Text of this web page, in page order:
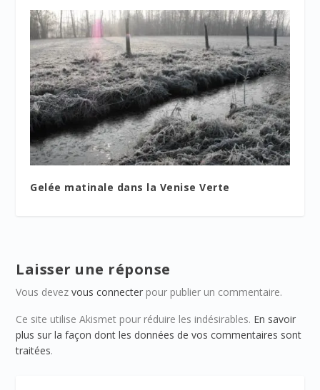
Gelée matinale dans la Venise Verte
Laisser une réponse
Vous devezvous connecter pour publier un commentaire.
Ce site utilise Akismet pour réduire les indésirables. En savoir
plus sur la façon dont les données de vos commentaires sont
traitées.